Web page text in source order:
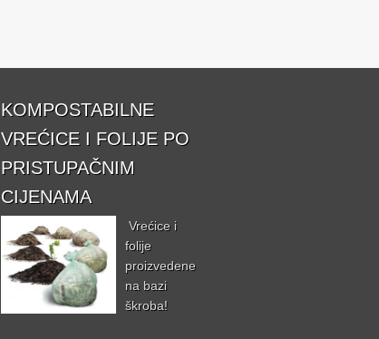
KOMPOSTABILNE
VREĆICE I FOLIJE PO
PRISTUPAČNIM
CIJENAMA
Vrećice i
folije
proizvedene
na bazi
škroba!